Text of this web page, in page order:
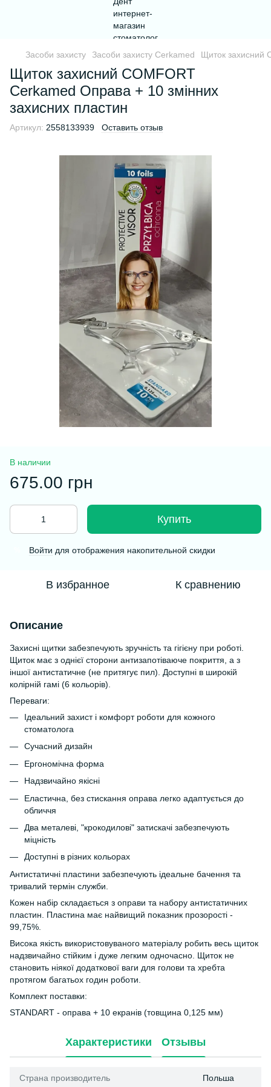
Засоби захисту Засоби захисту Cerkamed Щиток захисний
Щиток захисний COMFORT
Cerkamed Оправа + 10 змінних
захисних пластин
Артикул: 2558133939 Оставить отзыв
В наличии
675.00 грн
Купить
Войти для отображения накопительной скидки
В избранное К сравнению
Описание
Захисні щитки забезпечують зручність та гігієну при роботі.
Щиток має з однієї сторони антизапотіваюче покриття, а з
іншої антистатичне (не притягує пил). Доступні в широкій
колірній гамі (6 кольорів).
Переваги:
Ідеальний захист і комфорт роботи для кожного
стоматолога
Сучасний дизайн
Ергономічна форма
Надзвичайно якісні
Еластична, без стискання оправа легко адаптується до
обличчя
Два металеві, "крокодилові" затискачі забезпечують
міцність
Доступні в різних кольорах
Антистатичні пластини забезпечують ідеальне бачення та
тривалий термін служби.
Кожен набір складається з оправи та набору антистатичних
пластин. Пластина має найвищий показник прозорості -
99,75%.
Висока якість використовуваного матеріалу робить весь щиток
надзвичайно стійким і дуже легким одночасно. Щиток не
становить ніякої додаткової ваги для голови та хребта
протягом багатьох годин роботи.
Комплект поставки:
STANDART - оправа + 10 екранів (товщина 0,125 мм)
Характеристики Отзывы
Страна производитель Польша